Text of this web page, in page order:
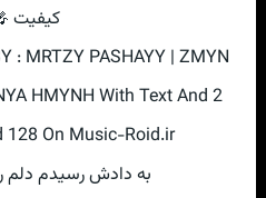
کیفیت
: MRTZY PASHAYY | ZMYN
HMYNH With Text And 2
128 On Music-Roid.ir
به دادش رسیدم دلم